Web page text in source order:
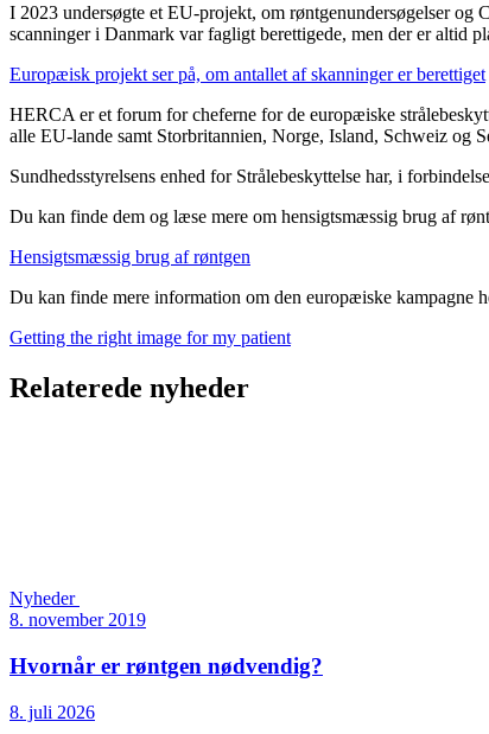
I 2023 undersøgte et EU-projekt, om røntgenundersøgelser og
scanninger i Danmark var fagligt berettigede, men der er altid
Europæisk projekt ser på, om antallet af skanninger er berettiget
HERCA er et forum for cheferne for de europæiske
alle EU-lande samt Storbritannien, Norge, Island, Schweiz og
Sundhedsstyrelsens enhed for Strålebeskyttelse har, i
Du kan finde dem og læse mere om hensigtsmæssig brug af
Hensigtsmæssig brug af røntgen
Du kan finde mere information om den europæiske kampagne
Getting the right image for my patient
Relaterede nyheder
Nyheder
8. november 2019
Hvornår er røntgen nødvendig?
8. juli 2026